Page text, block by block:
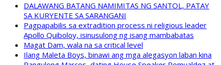
DALAWANG BATANG NAMIMITAS NG SANTOL, PATAY
SA KURYENTE SA SARANGANI
Pagpapabilis sa extradition process ni religious leader
Apollo Quiboloy, isinusulong ng isang mambabatas
Magat Dam, wala na sa critical level
Ilang Maleta Boys, binawi ang mga alegasyon laban kina